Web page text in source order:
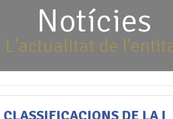
Notícies
L'actualitat de
CLASSIFICACIONS DE LA I